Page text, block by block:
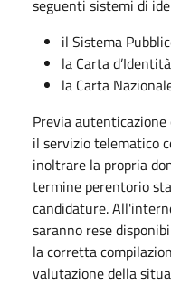
seguenti sistemi di
il Sistema
la Carta
la Carta
Previa
il servizio telematico
inoltrare la propria
termine perentorio
candidature.
saranno rese
la corretta
valutazione della